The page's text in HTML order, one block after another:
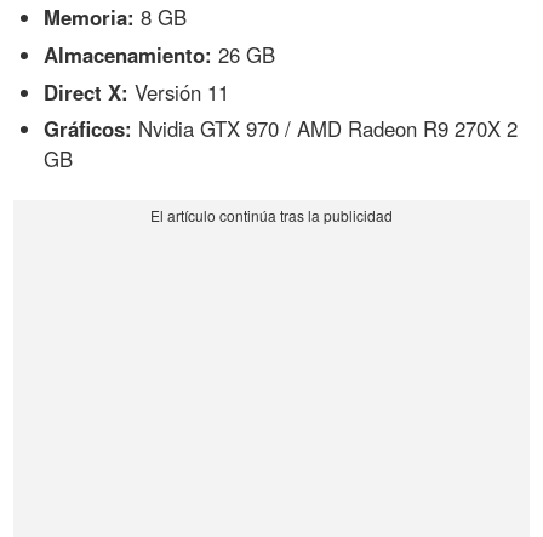
Memoria: 8 GB
Almacenamiento: 26 GB
Direct X: Versión 11
Gráficos: Nvidia GTX 970 / AMD Radeon R9 270X 2
GB